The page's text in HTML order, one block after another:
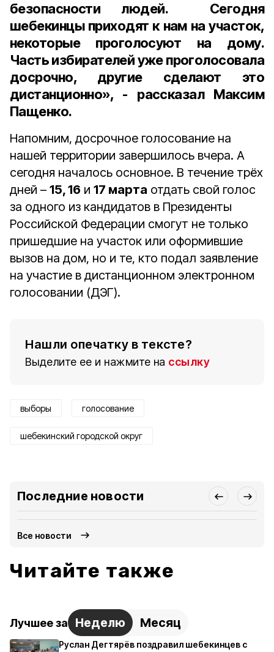
безопасности людей. Сегодня
шебекинцы приходят к нам на участок,
некоторые проголосуют на дому.
Часть избирателей уже проголосовала
досрочно, другие сделают это
дистанционно», - рассказал Максим
Пащенко.
Напомним, досрочное голосование на
нашей территории завершилось вчера. А
сегодня началось основное. В течение трёх
дней – 15, 16 и 17 марта отдать свой голос
за одного из кандидатов в Президенты
Российской Федерации смогут не только
пришедшие на участок или оформившие
вызов на дом, но и те, кто подал заявление
на участие в дистанционном электронном
голосовании (ДЭГ).
Нашли опечатку в тексте?
Выделите ее и нажмите на ссылку
выборы голосование
шебекинский городской округ
Последние новости
Все новости
Читайте также
Лучшее за Неделю Месяц
Руслан Дегтярёв поздравил шебекинцев с